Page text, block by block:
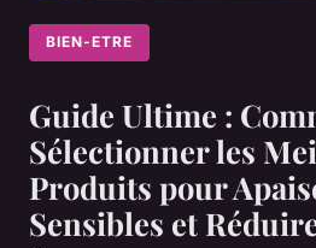
BIEN-ETRE
Guide Ultime :
Sélectionner les
Produits pour
Sensibles et